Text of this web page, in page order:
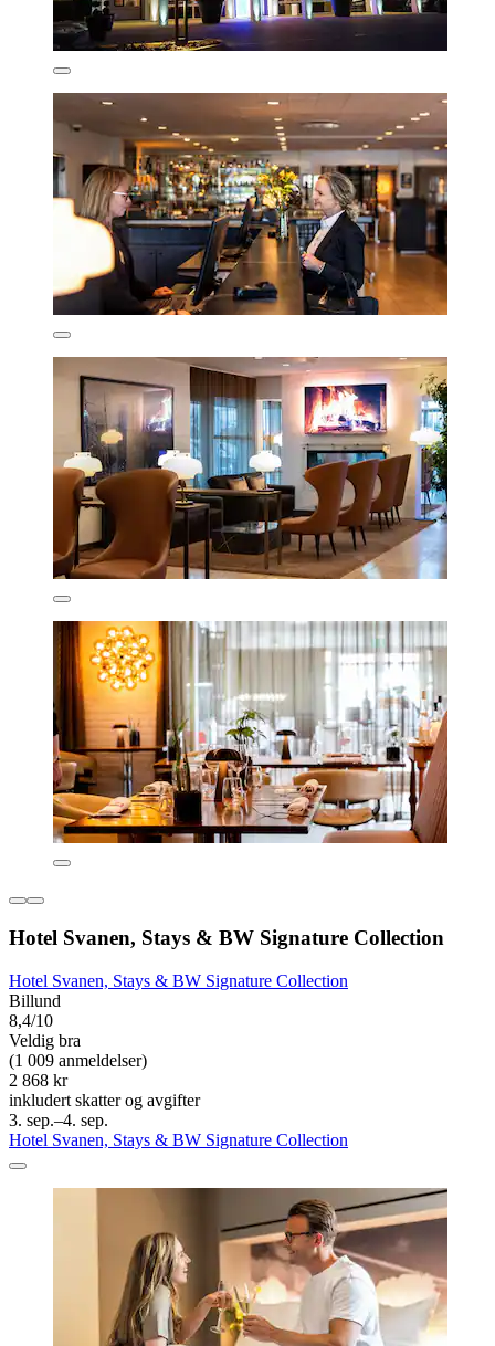
Hotel Svanen, Stays & BW Signature Collection
Hotel Svanen, Stays & BW Signature Collection
Billund
8,4/10
Veldig bra
(1 009 anmeldelser)
2 868 kr
inkludert skatter og avgifter
3. sep.–4. sep.
Hotel Svanen, Stays & BW Signature Collection